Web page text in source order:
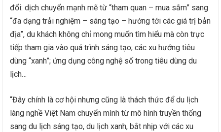
đổi: dịch chuyển mạnh mẽ từ “tham quan – mua sắm” sang
“đa dạng trải nghiệm – sáng tạo – hướng tới các giá trị bản
địa”, du khách không chỉ mong muốn tìm hiểu mà còn trực
tiếp tham gia vào quá trình sáng tạo; các xu hướng tiêu
dùng “xanh”; ứng dụng công nghệ số trong tiêu dùng du
lịch…
“Đây chính là cơ hội nhưng cũng là thách thức để du lịch
làng nghề Việt Nam chuyển mình từ mô hình truyền thống
sang du lịch sáng tạo, du lịch xanh, bắt nhịp với các xu